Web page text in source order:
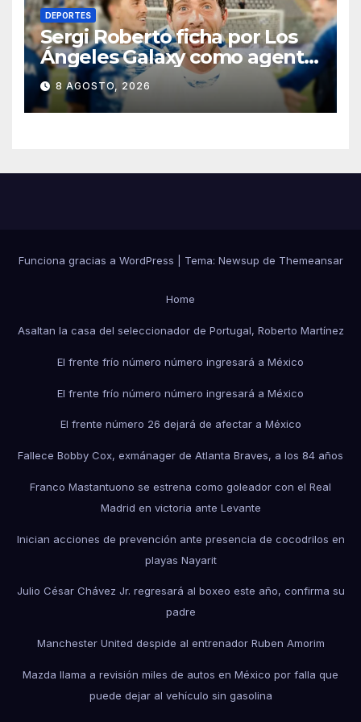
DEPORTES
Sergi Roberto ficha por Los
Ángeles Galaxy como agente
libre hasta 2028
8 AGOSTO, 2026
Funciona gracias a WordPress Tema: Newsup de Themeansar
Home
Asaltan la casa del seleccionador de Portugal, Roberto Martínez
El frente frío número número ingresará a México
El frente frío número número ingresará a México
El frente número 26 dejará de afectar a México
Fallece Bobby Cox, exmánager de Atlanta Braves, a los 84 años
Franco Mastantuono se estrena como goleador con el Real
Madrid en victoria ante Levante
Inician acciones de prevención ante presencia de cocodrilos en
playas Nayarit
Julio César Chávez Jr. regresará al boxeo este año, confirma su
padre
Manchester United despide al entrenador Ruben Amorim
Mazda llama a revisión miles de autos en México por falla que
puede dejar al vehículo sin gasolina